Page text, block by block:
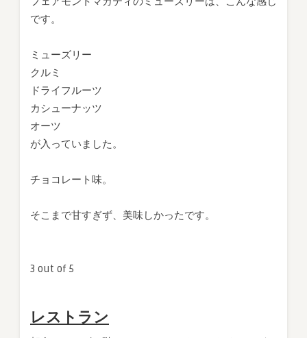
です。
ミューズリー
クルミ
ドライフルーツ
カシューナッツ
オーツ
が入っていました。
チョコレート味。
そこまで甘すぎず、美味しかったです。
3 out of 5
レストラン